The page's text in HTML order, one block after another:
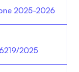
2025-2026
2025